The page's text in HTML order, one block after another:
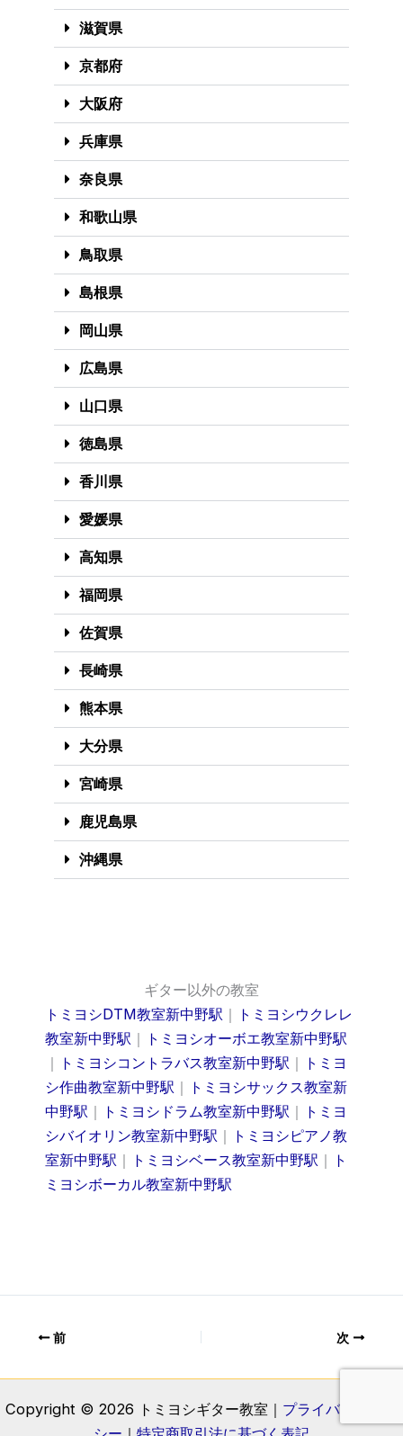
滋賀県
京都府
大阪府
兵庫県
奈良県
和歌山県
鳥取県
島根県
岡山県
広島県
山口県
徳島県
香川県
愛媛県
高知県
福岡県
佐賀県
長崎県
熊本県
大分県
宮崎県
鹿児島県
沖縄県
ギター以外の教室
トミヨシDTM教室新中野駅 ｜ トミヨシウクレレ
教室新中野駅 ｜ トミヨシオーボエ教室新中野駅
｜ トミヨシコントラバス教室新中野駅 ｜ トミヨ
シ作曲教室新中野駅 ｜ トミヨシサックス教室新
中野駅 ｜ トミヨシドラム教室新中野駅 ｜ トミヨ
シバイオリン教室新中野駅 ｜ トミヨシピアノ教
室新中野駅 ｜ トミヨシベース教室新中野駅 ｜ ト
ミヨシボーカル教室新中野駅
前 次
Copyright © 2026 トミヨシギター教室｜ プライバシーポリ